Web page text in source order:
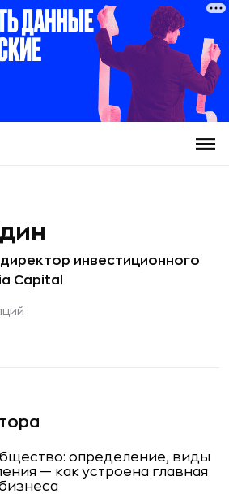
инвестиционного
Capital